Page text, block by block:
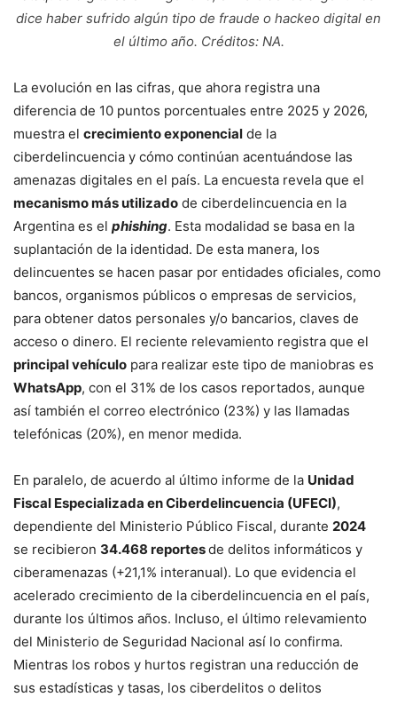
dice haber sufrido algún tipo de fraude o hackeo digital en
el último año. Créditos: NA.
La evolución en las cifras, que ahora registra una
diferencia de 10 puntos porcentuales entre 2025 y 2026,
muestra el crecimiento exponencial de la
ciberdelincuencia y cómo continúan acentuándose las
amenazas digitales en el país. La encuesta revela que el
mecanismo más utilizado de ciberdelincuencia en la
Argentina es el phishing. Esta modalidad se basa en la
suplantación de la identidad. De esta manera, los
delincuentes se hacen pasar por entidades oficiales, como
bancos, organismos públicos o empresas de servicios,
para obtener datos personales y/o bancarios, claves de
acceso o dinero. El reciente relevamiento registra que el
principal vehículo para realizar este tipo de maniobras es
WhatsApp, con el 31% de los casos reportados, aunque
así también el correo electrónico (23%) y las llamadas
telefónicas (20%), en menor medida.
En paralelo, de acuerdo al último informe de la Unidad
Fiscal Especializada en Ciberdelincuencia (UFECI),
dependiente del Ministerio Público Fiscal, durante 2024
se recibieron 34.468 reportesde delitos informáticos y
ciberamenazas (+21,1% interanual). Lo que evidencia el
acelerado crecimiento de la ciberdelincuencia en el país,
durante los últimos años. Incluso, el último relevamiento
del Ministerio de Seguridad Nacional así lo confirma.
Mientras los robos y hurtos registran una reducción de
sus estadísticas y tasas, los ciberdelitos o delitos